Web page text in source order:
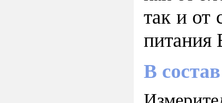
так и от
В